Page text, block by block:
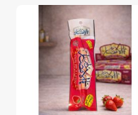
(1 avis)